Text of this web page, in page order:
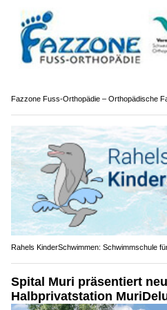
Fazzone Fuss-Orthopädie – Orthopädische
Rahels KinderSchwimmen: Schwimmschule
Spital Muri präsentiert
Halbprivatstation